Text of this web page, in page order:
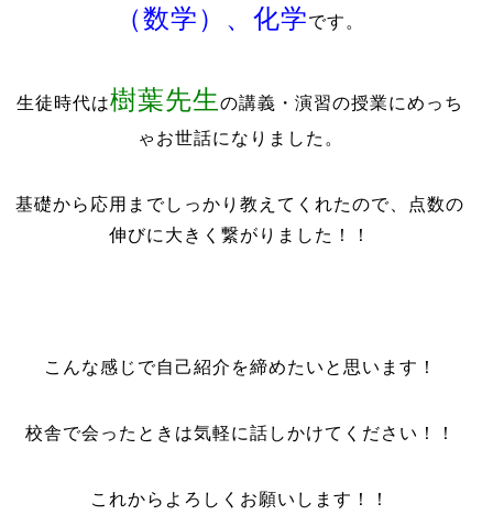
（数学）、化学です。
生徒時代は樹葉先生の講義・演習の授業にめっち
ゃお世話になりました。
基礎から応用までしっかり教えてくれたので、点数の
伸びに大きく繋がりました！！
こんな感じで自己紹介を締めたいと思います！
校舎で会ったときは気軽に話しかけてください！！
これからよろしくお願いします！！